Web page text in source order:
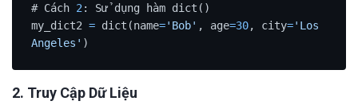
# Cách 2 : Sử dụng hàm dict()
my_dict2 = dict(name='Bob' , age=30, city='Los
Angeles' )
2. Truy Cập Dữ Liệu